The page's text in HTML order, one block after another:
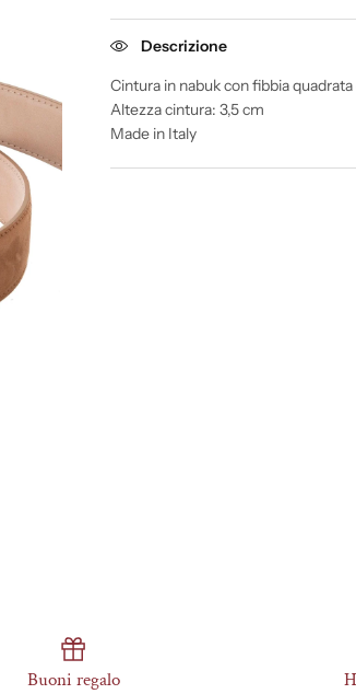
Descrizione
Cintura in nabuk con fibbia
Altezza cintura: 3,5 cm
Made in Italy
Buoni regalo